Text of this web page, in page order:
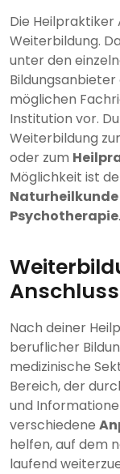
Die Heilpraktiker
Weiterbildung.
unter den
möglichen
Institution vor.
Weiterbildung
oder zum
Möglichkeit ist
Naturheilkunde
Psychotherapie.
Anschluss
Nach deiner
beruflicher
medizinische
Bereich, der
und
verschiedene
helfen, auf dem
laufend